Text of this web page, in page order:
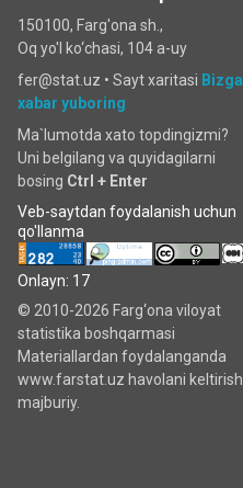
150100, Farg'ona sh.,
Oq yo'l ko‘chаsi, 104 a-uy
fer@stat.uz • Sayt xaritasi Bizga
xabar yuboring
Ma`lumotda xato topdingizmi?
Uni belgilang va quyidagilarni
bosing Ctrl + Enter
Veb-saytdan foydalanish uchun
qo'llanma
Onlayn: 17
© 2010-2026 Farg‘ona viloyat
statistika boshqarmasi
Materiallardan foydalanganda
www.farstat.uz havolani keltirish
majburiy.